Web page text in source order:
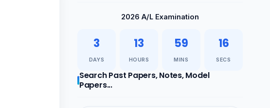
2026 A/L Examination
3
DAYS
13
HOURS
59
MINS
15
SECS
Search Past Papers, Notes, Model
Papers...